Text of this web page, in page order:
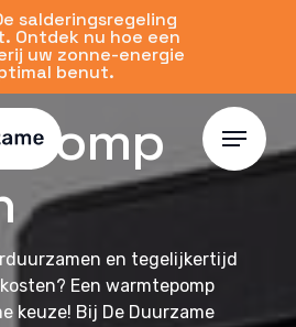
salderingsregeling
Ontdek nu hoe een
uw zonne-energie
benut.
Menu
en tegelijkertijd
Een warmtepomp
keuze! Bij De Duurzame